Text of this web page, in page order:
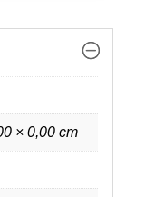
× 0,00 cm